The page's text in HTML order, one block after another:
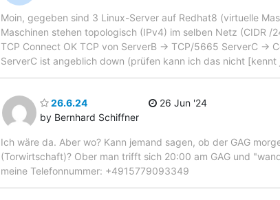
Moin, gegeben sind 3 Linux-Server auf Redhat8 (virtuelle
Maschinen stehen topologisch (IPv4) im selben Netz (CIDR /
TCP Connect OK TCP von ServerB -> TCP/5665 ServerC ->
ServerC ist angeblich down (prüfen kann ich das nicht
26.6.24
by Bernhard Schiffner
26 Jun '24
Ich wäre da. Aber wo? Kann jemand sagen, ob der GAG
(Torwirtschaft)? Ober man trifft sich 20:00 am GAG und
meine Telefonnummer: +4915779093349